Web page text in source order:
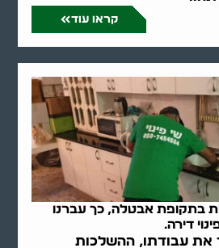
קראו עוד
בתקופת אבטלה, כך עברנו
דירה.
את עבודתו, ההשלכות